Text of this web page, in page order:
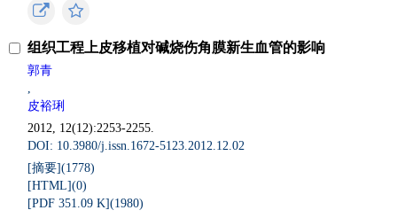
组织工程上皮移植对碱烧伤角膜新生血管的影响
郭青
,
皮裕琍
2012, 12(12):2253-2255.
DOI: 10.3980/j.issn.1672-5123.2012.12.02
[摘要](1778)
[HTML](0)
[PDF 351.09 K](1980)